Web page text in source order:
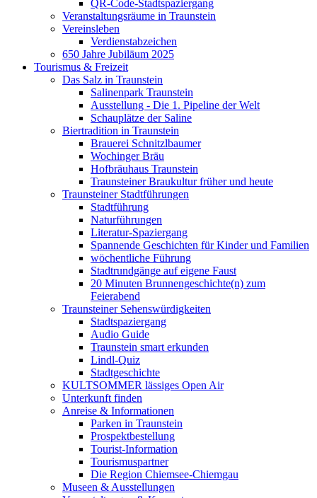
QR-Code-Stadtspaziergang
Veranstaltungsräume in Traunstein
Vereinsleben
Verdienstabzeichen
650 Jahre Jubiläum 2025
Tourismus & Freizeit
Das Salz in Traunstein
Salinenpark Traunstein
Ausstellung - Die 1. Pipeline der Welt
Schauplätze der Saline
Biertradition in Traunstein
Brauerei Schnitzlbaumer
Wochinger Bräu
Hofbräuhaus Traunstein
Traunsteiner Braukultur früher und heute
Traunsteiner Stadtführungen
Stadtführung
Naturführungen
Literatur-Spaziergang
Spannende Geschichten für Kinder und Familien
wöchentliche Führung
Stadtrundgänge auf eigene Faust
20 Minuten Brunnengeschichte(n) zum
Feierabend
Traunsteiner Sehenswürdigkeiten
Stadtspaziergang
Audio Guide
Traunstein smart erkunden
Lindl-Quiz
Stadtgeschichte
KULTSOMMER lässiges Open Air
Unterkunft finden
Anreise & Informationen
Parken in Traunstein
Prospektbestellung
Tourist-Information
Tourismuspartner
Die Region Chiemsee-Chiemgau
Museen & Ausstellungen